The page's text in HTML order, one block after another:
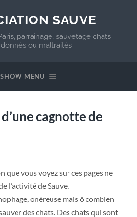
SAUVE
parrainage, sauvetage chats
ou maltraités
SHOW MENU
cagnotte de
que vous voyez sur ces pages ne
l’activité de Sauve.
onéreuse mais ô combien
des chats. Des chats qui sont